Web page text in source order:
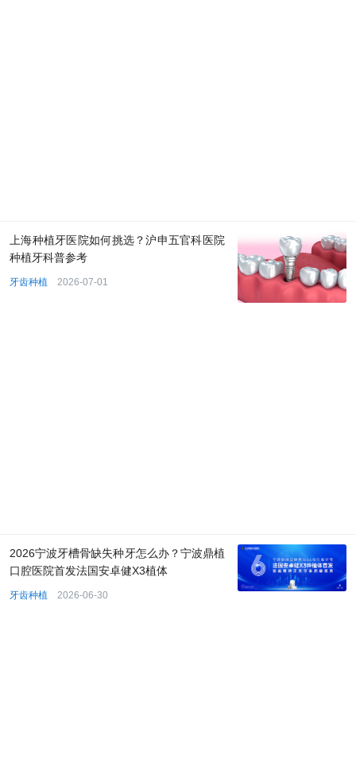
上海种植牙医院如何挑选？沪申五官科医院
种植牙科普参考
牙齿种植 2026-07-01
2026宁波牙槽骨缺失种牙怎么办？宁波鼎植
口腔医院首发法国安卓健X3植体
牙齿种植 2026-06-30